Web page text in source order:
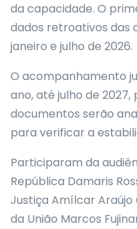
da capacidade. O
dados retroativos das
janeiro e julho de 2026.
O acompanhamento
ano, até julho de
documentos serão
para verificar a
Participaram da
República Damaris
Justiça Amílcar Araújo
da União Marcos